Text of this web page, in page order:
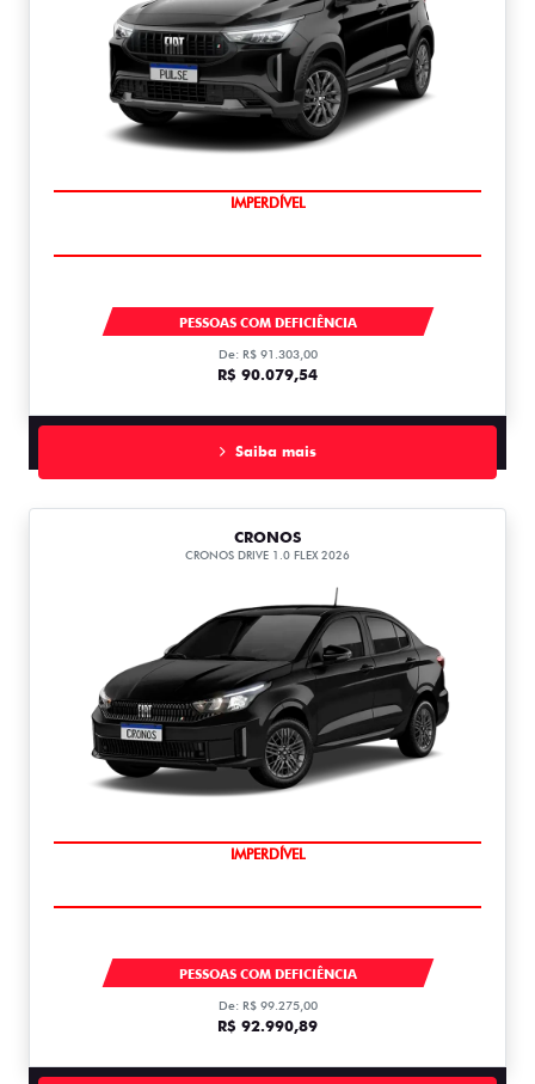
IMPERDÍVEL
PESSOAS COM DEFICIÊNCIA
De: R$ 91.303,00
R$ 90.079,54
Saiba mais
CRONOS
CRONOS DRIVE 1.0 FLEX 2026
IMPERDÍVEL
PESSOAS COM DEFICIÊNCIA
De: R$ 99.275,00
R$ 92.990,89